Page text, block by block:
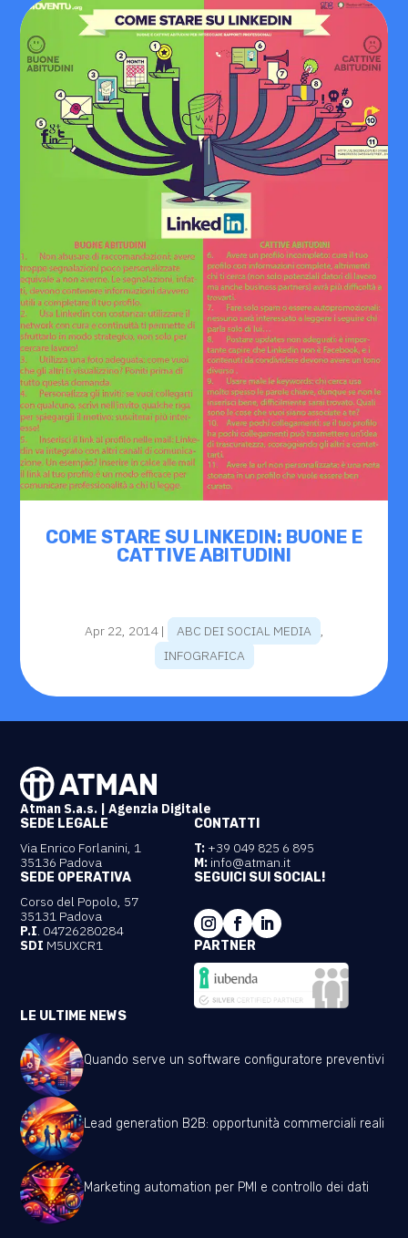
COME STARE SU LINKEDIN: BUONE E
CATTIVE ABITUDINI
Apr 22, 2014| ABC DEI SOCIAL MEDIA ,
INFOGRAFICA
Atman S.a.s. | Agenzia Digitale
SEDE LEGALE
Via Enrico Forlanini, 1
35136 Padova
SEDE OPERATIVA
Corso del Popolo, 57
35131 Padova
P.I. 04726280284
SDI M5UXCR1
CONTATTI
T: +39 049 825 6 895
M: info@atman.it
SEGUICI SUI SOCIAL!
PARTNER
LE ULTIME NEWS
Quando serve un software configuratore preventivi
Lead generation B2B: opportunità commerciali reali
Marketing automation per PMI e controllo dei dati